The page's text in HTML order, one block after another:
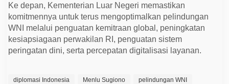
Ke depan, Kementerian Luar Negeri memastikan
komitmennya untuk terus mengoptimalkan pelindungan
WNI melalui penguatan kemitraan global, peningkatan
kesiapsiagaan perwakilan RI, penguatan sistem
peringatan dini, serta percepatan digitalisasi layanan.
diplomasi Indonesia Menlu Sugiono
pelindungan WNI